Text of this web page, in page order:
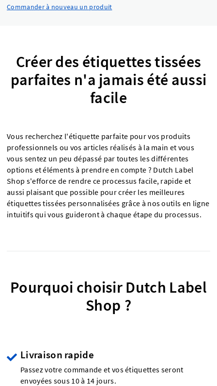
Commander à nouveau un produit
Créer des étiquettes tissées
parfaites n'a jamais été aussi
facile
Vous recherchez l'étiquette parfaite pour vos produits
professionnels ou vos articles réalisés à la main et vous
vous sentez un peu dépassé par toutes les différentes
options et éléments à prendre en compte ? Dutch Label
Shop s'efforce de rendre ce processus facile, rapide et
aussi plaisant que possible pour créer les meilleures
étiquettes tissées personnalisées grâce à nos outils en ligne
intuitifs qui vous guideront à chaque étape du processus.
Pourquoi choisir Dutch Label
Shop ?
Livraison rapide
Passez votre commande et vos étiquettes seront
envoyées sous 10 à 14 jours.